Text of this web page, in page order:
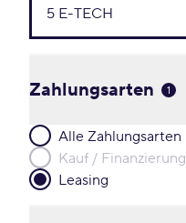
Zahlungsarten 1
Alle Zahlungsarten
Kauf / Finanzierung
Leasing